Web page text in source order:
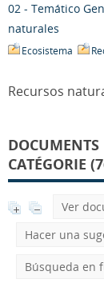
02 - Temático
naturales
Ecosistema
Recursos
DOCUMENTS
CATÉGORIE
Ver
Hacer una
Búsqueda en